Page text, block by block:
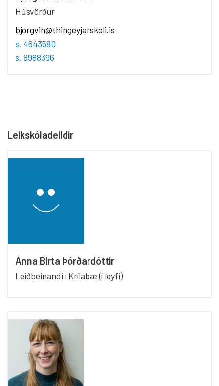
Húsvörður
bjorgvin@thingeyjarskoli.is
s. 4643580
s. 8988396
Leikskóladeildir
Anna Birta Þórðardóttir
Leiðbeinandi í Krílabæ (í leyfi)